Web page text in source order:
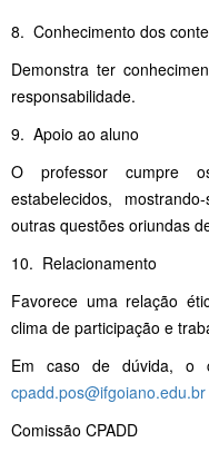
8. Conhecimento dos
Demonstra ter
responsabilidade.
9. Apoio ao aluno
O professor cumpre
estabelecidos,
outras questões oriundas
10. Relacionamento
Favorece uma relação
clima de participação e
Em caso de dúvida, o
cpadd.pos@ifgoiano.edu.br
Comissão CPADD